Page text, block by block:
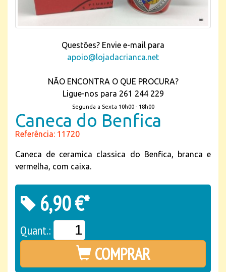
Questões? Envie e-mail para
apoio@lojadacrianca.net
NÃO ENCONTRA O QUE PROCURA?
Ligue-nos para 261 244 229
Segunda a Sexta 10h00 - 18h00
Caneca do Benfica
Referência: 11720
Caneca de ceramica classica do Benfica, branca e
vermelha, com caixa.
6,90 €*
Quant.:
COMPRAR